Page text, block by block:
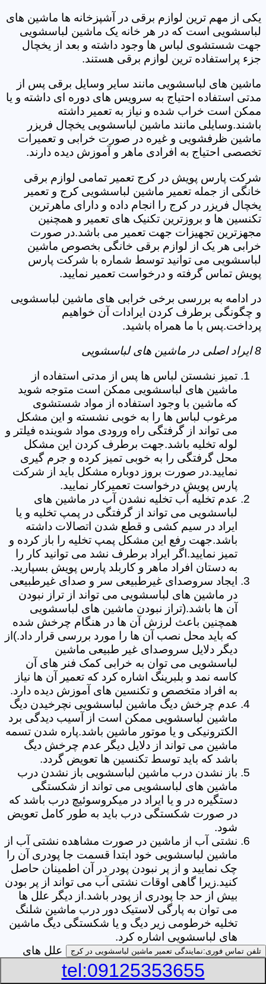
یکی از مهم ترین لوازم برقی در آشپزخانه ها ماشین های
لباسشویی است که در هر خانه یک ماشین لباسشویی
جهت شستشوی لباس ها وجود داشته و بعد از یخچال
جزء پراستفاده ترین لوازم برقی هستند.
ماشین های لباسشویی مانند سایر وسایل برقی پس از
مدتی استفاده احتیاج به سرویس های دوره ای داشته و یا
ممکن است خراب شده و نیاز به تعمیر داشته
باشند.وسایلی مانند ماشین لباسشویی یخچال فریزر
ماشین ظرفشویی و غیره در صورت خرابی و تعمیرات
تخصصی احتیاج به افرادی ماهر و آموزش دیده دارند.
شرکت پارس پویش در کرج تعمیر تمامی لوازم برقی
خانگی از جمله تعمیر ماشین لباسشویی کرج و تعمیر
یخچال فریزر در کرج را انجام داده و دارای ماهرترین
تکنسین ها و بروزترین تکنیک های تعمیر و همچنین
مجهزترین تجهیزات جهت تعمیر می باشد.در صورت
خرابی هر یک از لوازم برقی خانگی بخصوص ماشین
لباسشویی می توانید توسط شماره با شرکت پارس
پویش تماس گرفته و درخواست تعمیر نمایید.
در ادامه به بررسی برخی خرابی های ماشین لباسشویی
و چگونگی برطرف کردن ایرادات آن خواهیم
پرداخت.پس با ما همراه باشید.
8 ایراد اصلی در ماشین های لباسشویی
تمیز نشستن لباس ها پس از مدتی استفاده از
ماشین های لباسشویی ممکن است متوجه شوید
که ماشین با وجود استفاده از مواد شستشوی
مرغوب لباس ها را به خوبی نشسته و این مشکل
می تواند از گرفتگی راه ورودی مواد شوینده فیلتر و
لوله تخلیه باشد.جهت برطرف کردن این مشکل
محل گرفتگی را به خوبی تمیز کرده و جرم گیری
نمایید.در صورت بروز دوباره مشکل باید از شرکت
پارس پویش درخواست تعمیرکار نمایید.
عدم تخلیه آب تخلیه نشدن آب در ماشین های
لباسشویی می تواند از گرفتگی در پمپ تخلیه و یا
ایراد در سیم کشی و قطع شدن اتصالات داشته
باشد.جهت رفع این مشکل پمپ تخلیه را باز کرده و
تمیز نمایید.اگر ایراد برطرف نشد می توانید کار را
به دستان افراد ماهر و کاربلد پارس پویش بسپارید.
ایجاد سروصدای غیرطبیعی سر و صدای غیرطبیعی
در ماشین های لباسشویی می تواند از تراز نبودن
آن ها باشد.(تراز نبودن ماشین های لباسشویی
همچنین باعث لرزش آن ها در هنگام چرخش شده
که باید محل نصب آن ها را مورد بررسی قرار داد.)از
دیگر دلایل سروصدای غیر طبیعی ماشین
لباسشویی می توان به خرابی کمک فنر های آن
کاسه نمد و بلبرینگ اشاره کرد که تعمیر آن ها نیاز
به افراد متخصص و تکنسین های آموزش دیده دارد.
عدم چرخش دیگ ماشین لباسشویی نچرخیدن دیگ
ماشین لباسشویی ممکن است از آسیب دیدگی برد
الکترونیکی و یا موتور ماشین باشد.پاره شدن تسمه
ماشین می تواند از دلایل دیگر عدم چرخش دیگ
باشد که باید توسط تکنسین ها تعویض گردد.
باز نشدن درب ماشین لباسشویی باز نشدن درب
ماشین های لباسشویی می تواند از شکستگی
دستگیره در و یا ایراد در میکروسوئیچ درب باشد که
در صورت شکستگی درب باید به طور کامل تعویض
شود.
نشتی آب از ماشین در صورت مشاهده نشتی آب از
ماشین لباسشویی خود ابتدا قسمت جا پودری آن را
چک نمایید و از پر نبودن پودر در آن اطمینان حاصل
کنید.زیرا گاهی اوقات نشتی آب می تواند از پر بودن
بیش از حد جا پودری از پودر باشد.از دیگر علل ها
می توان به پارگی لاستیک دور درب ماشین شلنگ
تخلیه خرطومی زیر دیگ و یا شکستگی دیگ ماشین
های لباسشویی اشاره کرد.
خشک نکردن لباس ها یکی از بیشترین علل های
خشک نکردن لباس ها توسط ماشین های
لباسشویی پر کردن دیگ آن ها بیش از حد ظرفیت
تلفن تماس فوری:نمایندگی تعمیر ماشین لباسشویی در کرج
tel:09125353655